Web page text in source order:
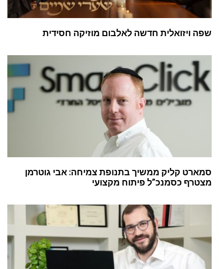
שפה ויזואלית חדשה לאלבום מוזיקה חסידית
סמארט קליק ממשיך בתנופת צמיחה: אבי גוטרמן
מצטרף כסמנכ”ל פיתוח מקצועי